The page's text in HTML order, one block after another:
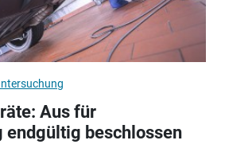
Aus für
endgültig beschlossen